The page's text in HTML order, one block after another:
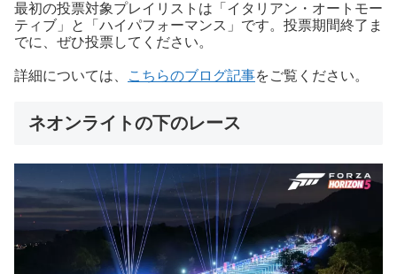
最初の投票対象プレイリストは「イタリアン・オートモー
ティブ」と「ハイパフォーマンス」です。投票期間終了ま
でに、ぜひ投票してください。
詳細については、 こちらのブログ記事をご覧ください。
ネオンライトの下のレース